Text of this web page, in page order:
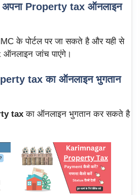
Property tax ऑनलाइन
के पोर्टल पर जा सकते है और यही से
जांच पाएंगे।
tax का ऑनलाइन भुगतान
tax का ऑनलाइन भुगतान कर सकते है